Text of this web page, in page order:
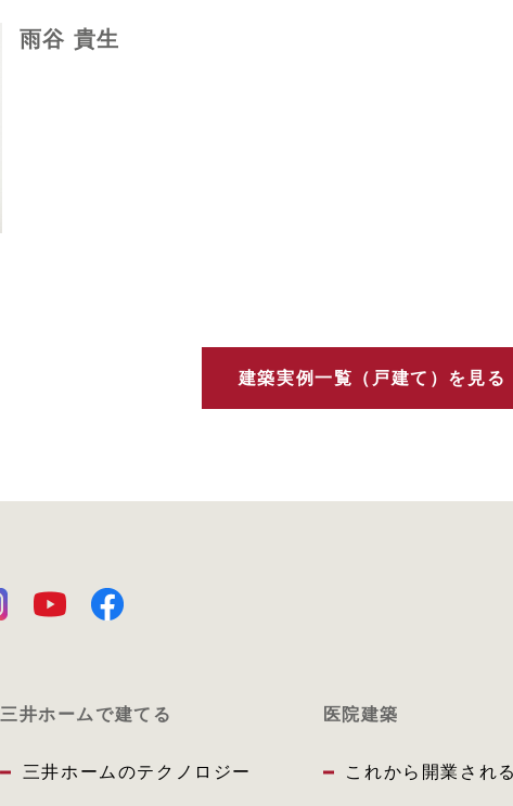
雨谷 貴生
建築実例一覧（戸建て）を見る
三井ホームで建てる
三井ホームのテクノロジー
医院建築
これから開業され